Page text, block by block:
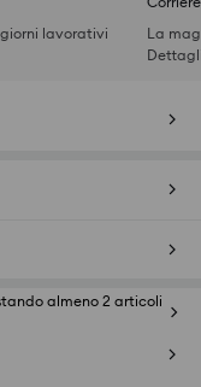
lavorativi
La
almeno 2 articoli